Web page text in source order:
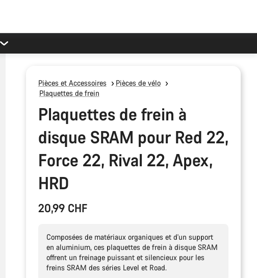
Pièces et Accessoires
Pièces de vélo
Plaquettes de frein
Plaquettes de frein à
disque SRAM pour Red 22,
Force 22, Rival 22, Apex,
HRD
20,99 CHF
Composées de matériaux organiques et d'un support
en aluminium, ces plaquettes de frein à disque SRAM
offrent un freinage puissant et silencieux pour les
freins SRAM des séries Level et Road.